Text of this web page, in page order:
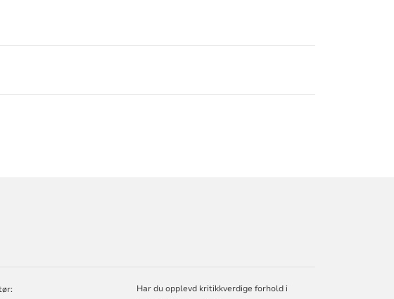
Har du opplevd kritikkverdige forhold i